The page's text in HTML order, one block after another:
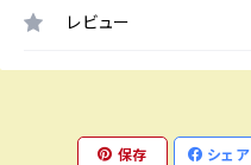
レビュー
保存 シェア